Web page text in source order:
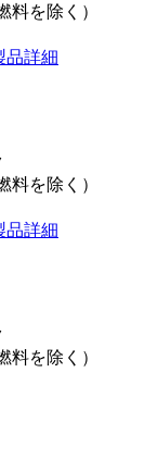
料を除く）
品詳細
料を除く）
品詳細
料を除く）